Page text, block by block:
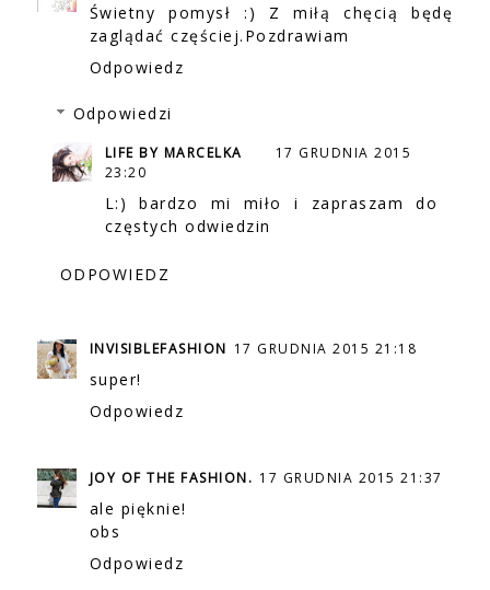
Świetny pomysł :) Z miłą chęcią będę
zaglądać częściej.Pozdrawiam
Odpowiedz
Odpowiedzi
LIFE BY MARCELKA
17 GRUDNIA 2015
23:20
L:) bardzo mi miło i zapraszam do
częstych odwiedzin
ODPOWIEDZ
INVISIBLEFASHION 17 GRUDNIA 2015 21:18
super!
Odpowiedz
JOY OF THE FASHION. 17 GRUDNIA 2015 21:37
ale pięknie!
obs
Odpowiedz